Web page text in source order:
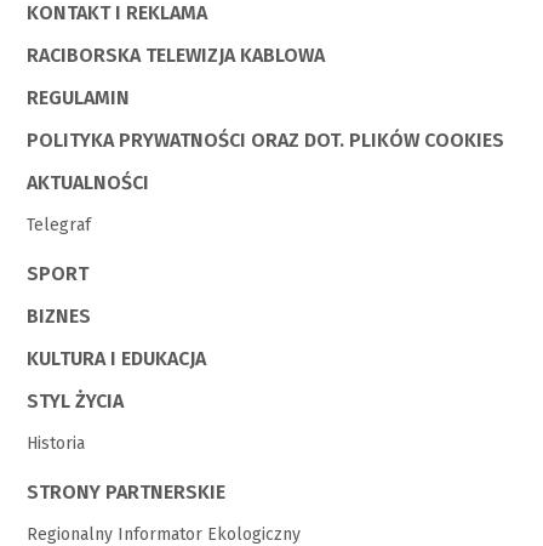
KONTAKT I REKLAMA
RACIBORSKA TELEWIZJA KABLOWA
REGULAMIN
POLITYKA PRYWATNOŚCI ORAZ DOT. PLIKÓW COOKIES
AKTUALNOŚCI
Telegraf
SPORT
BIZNES
KULTURA I EDUKACJA
STYL ŻYCIA
Historia
STRONY PARTNERSKIE
Regionalny Informator Ekologiczny